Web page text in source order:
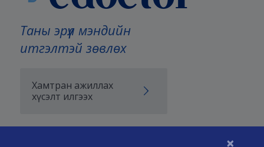
×
Таны эрүүл мэндийн
итгэлтэй зөвлөх
Хамтран ажиллах
хүсэлт илгээх